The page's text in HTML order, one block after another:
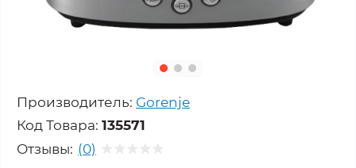
Производитель: Gorenje
Код Товара: 135571
Отзывы: (0)